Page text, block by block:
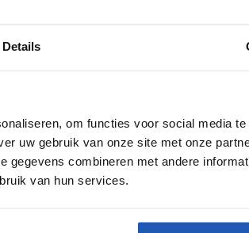
Details
om functies voor social media te
uw gebruik van onze site met onze
gegevens combineren met andere
van hun services.